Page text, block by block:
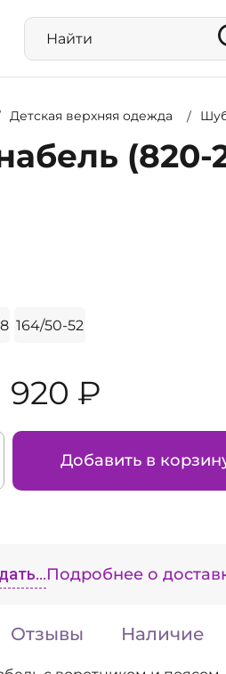
Детская верхняя одежда
(820-
164/50-52
920 ₽
Добавить в
Подробнее о
Отзывы Наличие